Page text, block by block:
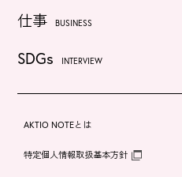
仕事 BUSINESS
SDGs INTERVIEW
AKTIO NOTEとは
特定個人情報取扱基本方針